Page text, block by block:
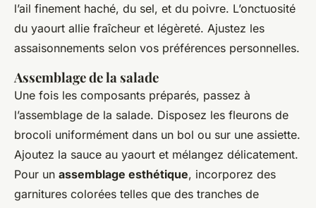
l’ail finement haché, du sel, et du poivre. L’onctuosité
du yaourt allie fraîcheur et légèreté. Ajustez les
assaisonnements selon vos préférences personnelles.
Assemblage de la salade
Une fois les composants préparés, passez à
l’assemblage de la salade. Disposez les fleurons de
brocoli uniformément dans un bol ou sur une assiette.
Ajoutez la sauce au yaourt et mélangez délicatement.
Pour un assemblage esthétique, incorporez des
garnitures colorées telles que des tranches de